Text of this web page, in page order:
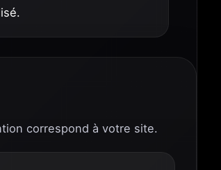
correspond à votre site.